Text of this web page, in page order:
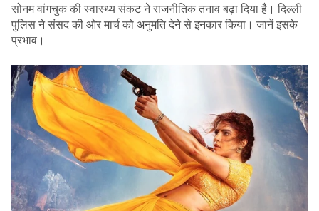
सोनम वांगचुक की स्वास्थ्य संकट ने राजनीतिक तनाव बढ़ा दिया है। दिल्ली
पुलिस ने संसद की ओर मार्च को अनुमति देने से इनकार किया। जानें इसके
प्रभाव।